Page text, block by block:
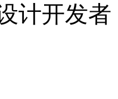
计开发